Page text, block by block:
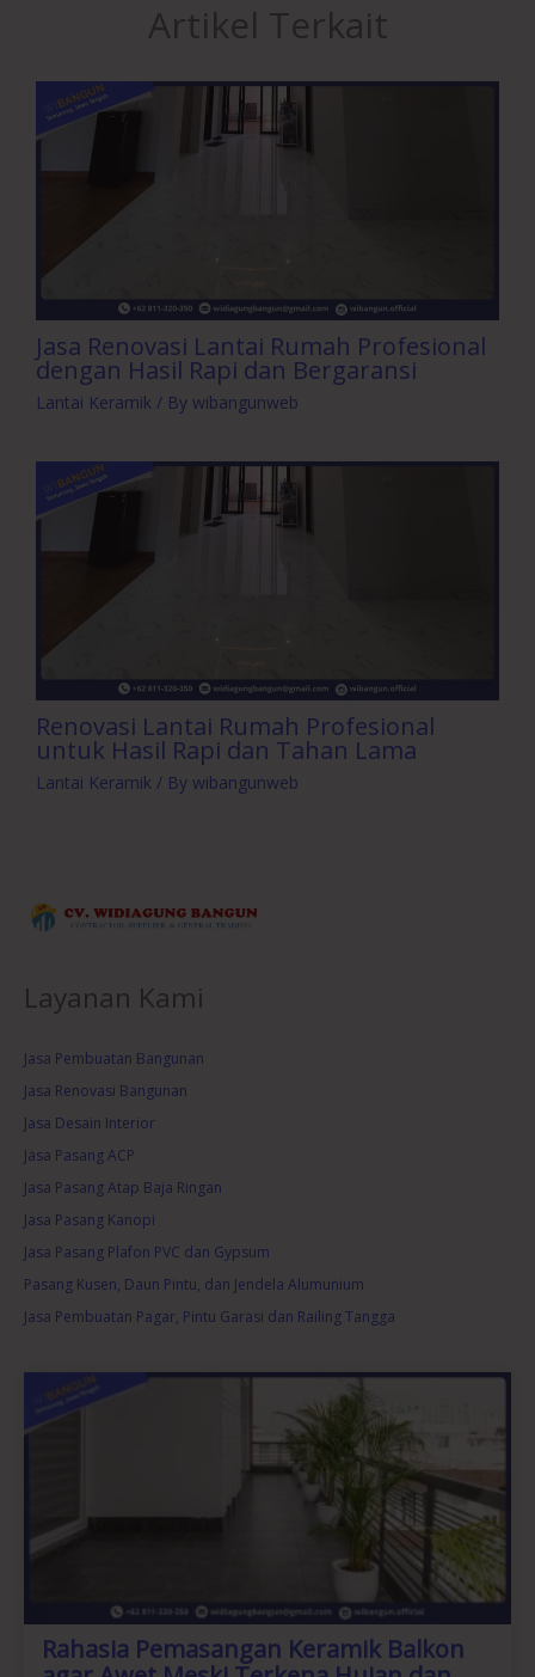
Artikel Terkait
Jasa Renovasi Lantai Rumah Profesional
dengan Hasil Rapi dan Bergaransi
Lantai Keramik / By wibangunweb
Renovasi Lantai Rumah Profesional
untuk Hasil Rapi dan Tahan Lama
Lantai Keramik / By wibangunweb
Layanan Kami
Jasa Pembuatan Bangunan
Jasa Renovasi Bangunan
Jasa Desain Interior
Jasa Pasang ACP
Jasa Pasang Atap Baja Ringan
Jasa Pasang Kanopi
Jasa Pasang Plafon PVC dan Gypsum
Pasang Kusen, Daun Pintu, dan Jendela Alumunium
Jasa Pembuatan Pagar, Pintu Garasi dan Railing Tangga
Rahasia Pemasangan Keramik Balkon